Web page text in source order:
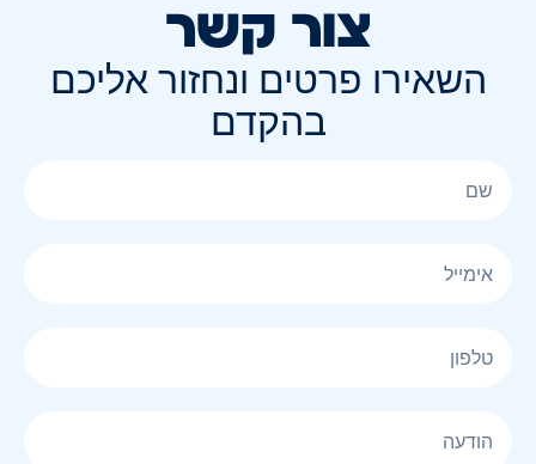
צור קשר
השאירו פרטים ונחזור אליכם
בהקדם